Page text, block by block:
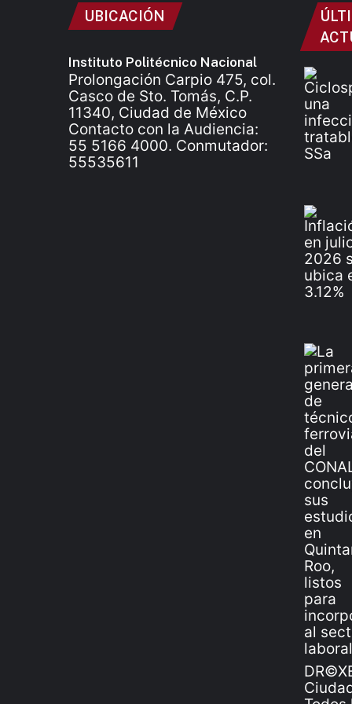
UBICACIÓN
Instituto Politécnico Nacional
Prolongación Carpio 475, col.
Casco de Sto. Tomás, C.P.
11340, Ciudad de México
Contacto con la Audiencia:
55 5166 4000. Conmutador:
55535611